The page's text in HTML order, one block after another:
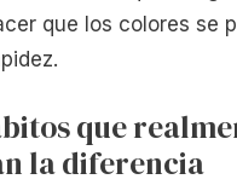
que los colores se
que
la diferencia